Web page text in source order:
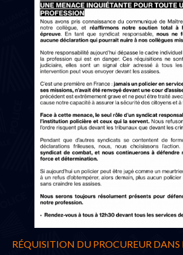
RÉQUISITION DU PROCUREUR DANS